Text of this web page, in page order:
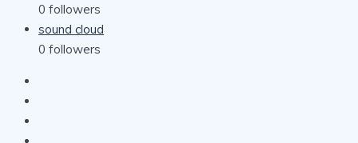
0 followers
sound cloud
0 followers